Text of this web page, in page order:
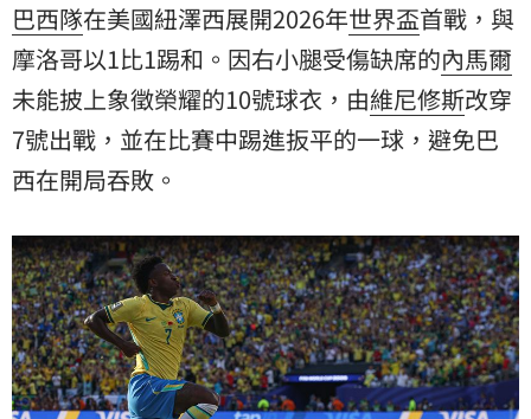
巴西隊在美國紐澤西展開2026年世界盃首戰，與
摩洛哥以1比1踢和。因右小腿受傷缺席的內馬爾
未能披上象徵榮耀的10號球衣，由維尼修斯改穿
7號出戰，並在比賽中踢進扳平的一球，避免巴
西在開局吞敗。